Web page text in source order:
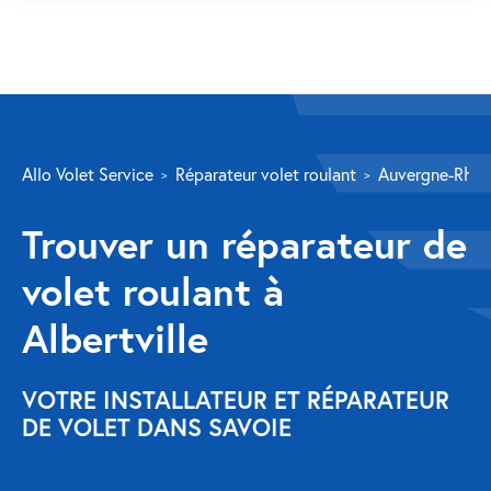
Volet roulant
Réparation
Volet roulant Velux
Au-delà de la fenêtre
Réparation store banne
Réparation portail
Allo Volet Service Réparateur volet roulant Auvergne-
Trouver un réparateur de
volet roulant à
Albertville
VOTRE INSTALLATEUR ET RÉPARATEUR
DE VOLET DANS SAVOIE